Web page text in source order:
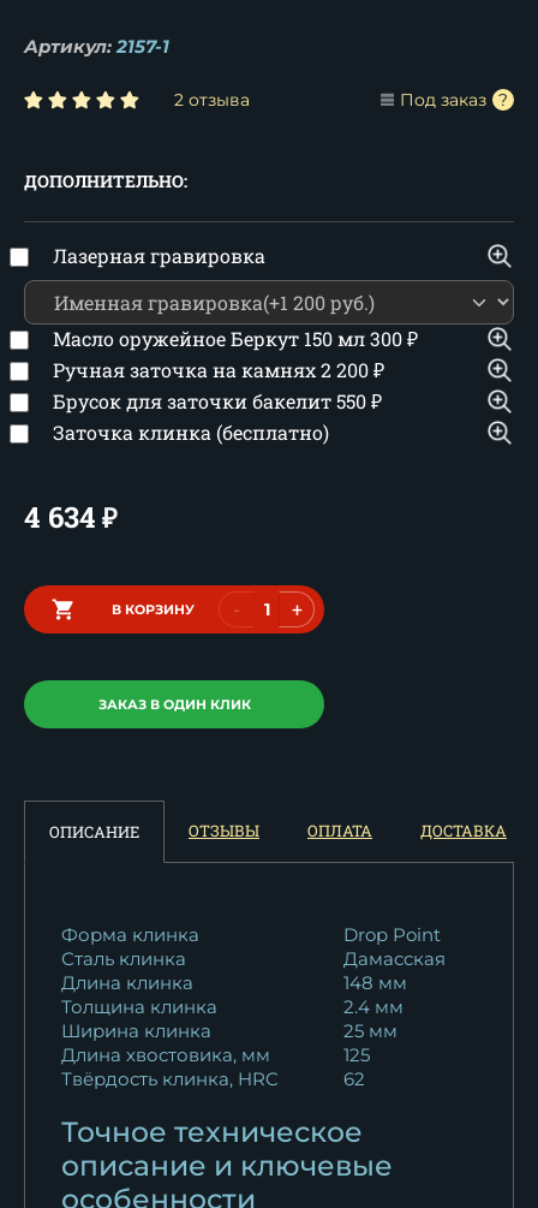
Артикул: 2157-1
2 отзыва Под заказ
ДОПОЛНИТЕЛЬНО:
Лазерная гравировка
Масло оружейное Беркут 150 мл300₽
Ручная заточка на камнях2 200₽
Брусок для заточки бакелит550₽
Заточка клинка (бесплатно)
4 634 ₽
В КОРЗИНУ - +
ЗАКАЗ В ОДИН КЛИК
ОПИСАНИЕ ОТЗЫВЫ ОПЛАТА ДОСТАВКА
Форма клинка
Drop Point
Сталь клинка
Дамасская
Длина клинка
148 мм
Толщина клинка
2.4 мм
Ширина клинка
25 мм
Длина хвостовика, мм
125
Твёрдость клинка, HRC
62
Точное техническое
описание и ключевые
особенности